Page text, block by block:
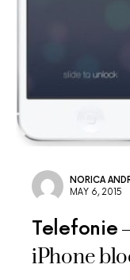
NORICA
MAY 6, 2015
Telefonie
iPhone